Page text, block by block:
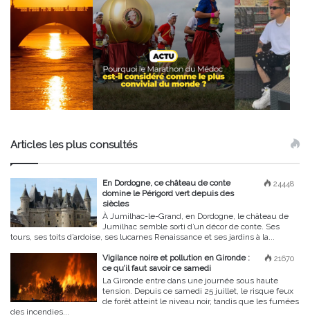
Articles les plus consultés
24448
En Dordogne, ce château de conte
domine le Périgord vert depuis des
siècles
À Jumilhac-le-Grand, en Dordogne, le château de
Jumilhac semble sorti d’un décor de conte. Ses
tours, ses toits d’ardoise, ses lucarnes Renaissance et ses jardins à la...
21670
Vigilance noire et pollution en Gironde :
ce qu’il faut savoir ce samedi
La Gironde entre dans une journée sous haute
tension. Depuis ce samedi 25 juillet, le risque feux
de forêt atteint le niveau noir, tandis que les fumées
des incendies...